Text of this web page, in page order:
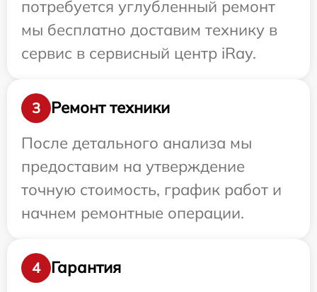
потребуется углубленный ремонт
мы бесплатно доставим технику в
сервис в сервисный центр iRay.
3
Ремонт техники
После детального анализа мы
предоставим на утверждение
точную стоимость, график работ и
начнем ремонтные операции.
4 Гарантия